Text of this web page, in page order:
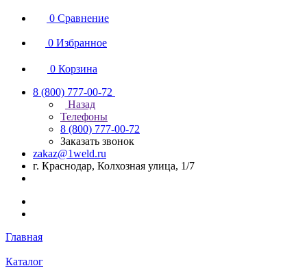
0 Сравнение
0 Избранное
0 Корзина
8 (800) 777-00-72
Назад
Телефоны
8 (800) 777-00-72
Заказать звонок
zakaz@1weld.ru
г. Краснодар, Колхозная улица, 1/7
Главная
Каталог